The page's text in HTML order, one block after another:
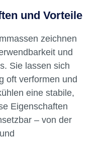
eine exakte
Strukturen.
Abformungen,
Herstellung von
thermoplastische
und Vorteile